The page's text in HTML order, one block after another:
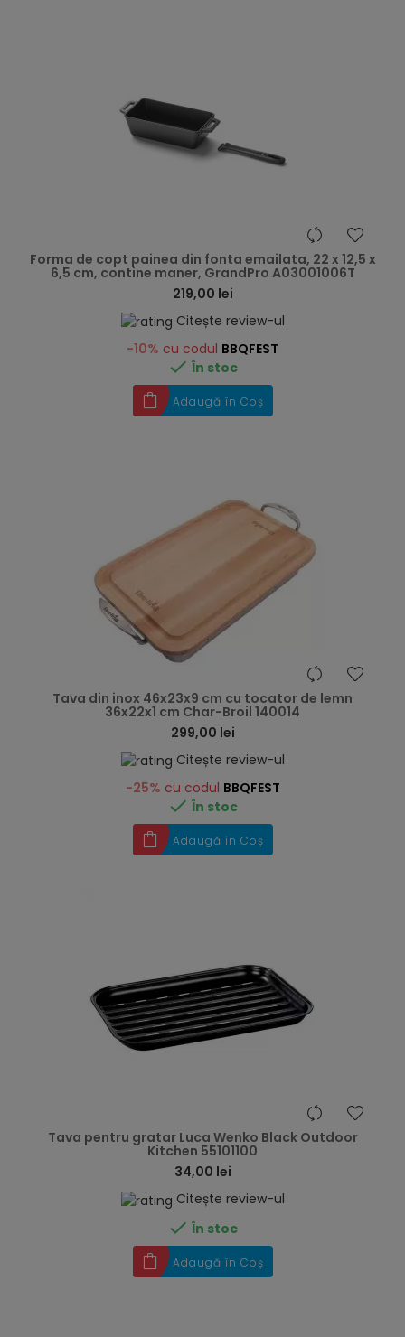
Forma de copt painea din fonta emailata, 22 x 12,5 x
6,5 cm, contine maner, GrandPro A03001006T
219,00 lei
Citește review-ul
-10% cu codul BBQFEST
 În stoc
Adaugă în Coș
Tava din inox 46x23x9 cm cu tocator de lemn
36x22x1 cm Char-Broil 140014
299,00 lei
Citește review-ul
-25% cu codul BBQFEST
 În stoc
Adaugă în Coș
Tava pentru gratar Luca Wenko Black Outdoor
Kitchen 55101100
34,00 lei
Citește review-ul
 În stoc
Adaugă în Coș